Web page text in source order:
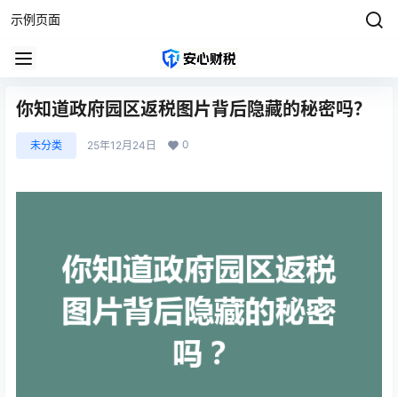
示例页面
你知道政府园区返税图片背后隐藏的秘密吗？
未分类 25年12月24日 0